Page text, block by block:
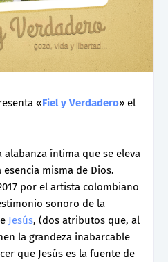
«Fiel y Verdadero» el
alabanza íntima que se eleva
misma de Dios.
por el artista colombiano
sonoro de la
Jesús, (dos atributos que, al
la grandeza inabarcable
que Jesús es la fuente de